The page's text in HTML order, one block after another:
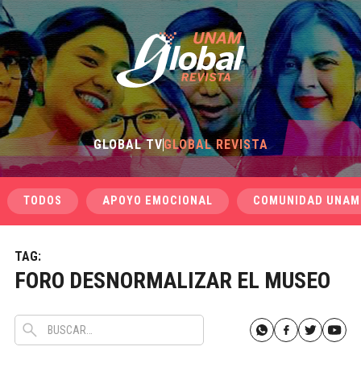
GLOBAL TVGLOBAL REVISTA
TODOS APOYO EMOCIONAL COMUNIDAD UNAM
TAG:
FORO DESNORMALIZAR EL MUSEO